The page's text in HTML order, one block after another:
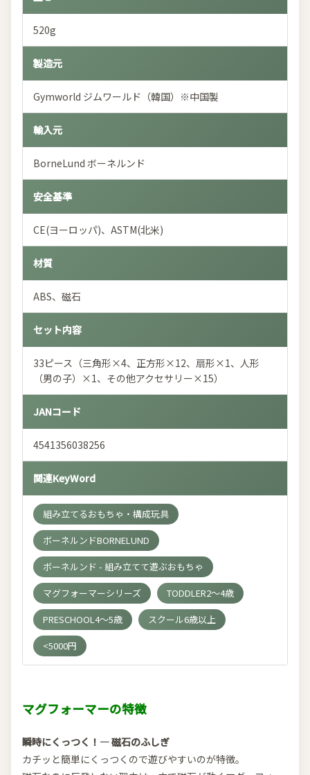
520g
製造元
Gymworld ジムワールド（韓国）※中国製
輸入元
BorneLund ボーネルンド
安全基準
CE(ヨーロッパ)、ASTM(北米)
材質
ABS、磁石
セット内容
33ピース（三角形×4、正方形×12、扇形×1、人形
（男の子）×1、その他アクセサリー×15）
JANコード
4541356038256
関連KeyWord
組み立てるおもちゃ・構成玩具
ボーネルンドBORNELUND
ボーネルンド - 組み立てて遊ぶおもちゃ
マグフォーマーシリーズ
TODDLER2～4歳
PRESCHOOL4～5歳
スクール6歳以上
<5000円
マグフォーマーの特徴
瞬時にくっつく！― 磁石のふしぎ
カチッと簡単にくっつくので遊びやすいのが特徴。